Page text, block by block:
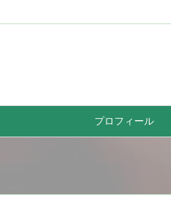
プロフィール